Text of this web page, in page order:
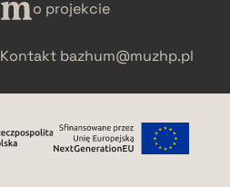
o projekcie
Kontakt bazhum@muzhp.pl